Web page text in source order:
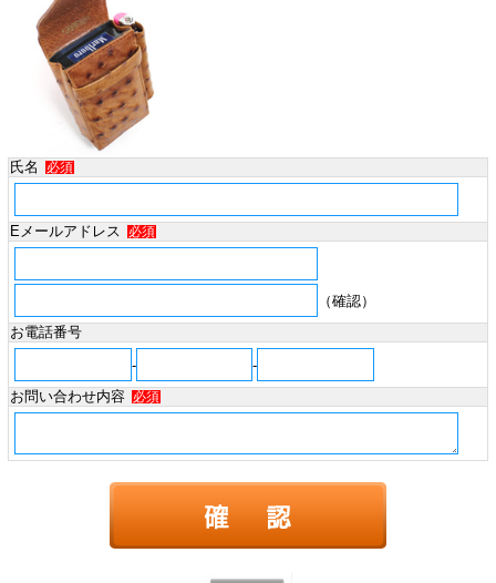
氏名 必須
Eメールアドレス 必須
（確認）
お電話番号
-
-
お問い合わせ内容
必須